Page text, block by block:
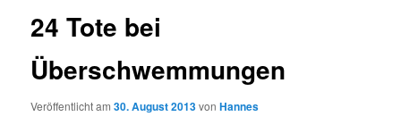
24 Tote bei
Überschwemmungen
Veröffentlicht am30. August 2013vonHannes